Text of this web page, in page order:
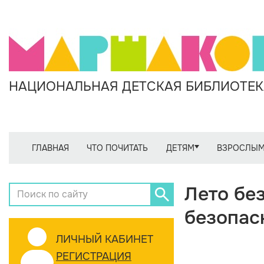
НАЦИОНАЛЬНАЯ ДЕТСКАЯ
ГЛАВНАЯ ЧТО ПОЧИТАТЬ ДЕТЯМ
ЛИЧНЫЙ КАБИНЕТ
РЕГИСТРАЦИЯ
Лето